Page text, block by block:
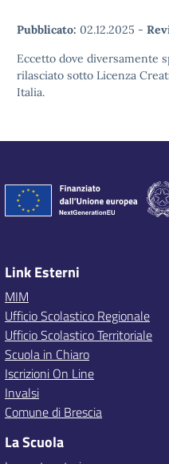
Pubblicato: 02.12.2025 -
Eccetto dove diversamente
rilasciato sotto Licenza
Italia.
Link Esterni
MIM
Ufficio Scolastico Regionale
Ufficio Scolastico Territoriale
Scuola in Chiaro
Iscrizioni On Line
Invalsi
Comune di Brescia
La Scuola